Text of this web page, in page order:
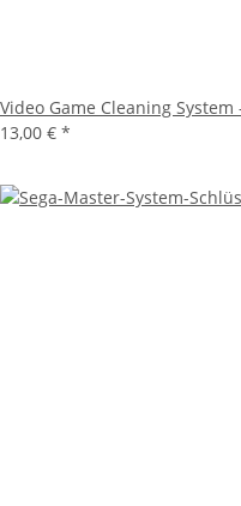
Video Game Cleaning System
13,00 € *